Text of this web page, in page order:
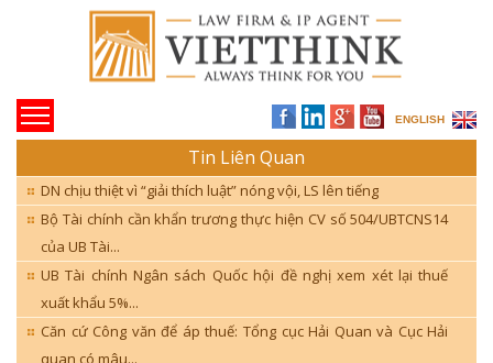
ENGLISH
Tin Liên Quan
DN chịu thiệt vì “giải thích luật” nóng vội, LS lên tiếng
Bộ Tài chính cần khẩn trương thực hiện CV số 504/UBTCNS14
của UB Tài...
UB Tài chính Ngân sách Quốc hội đề nghị xem xét lại thuế
xuất khẩu 5%...
Căn cứ Công văn để áp thuế: Tổng cục Hải Quan và Cục Hải
quan có mâu...